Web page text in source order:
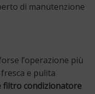
di manutenzione
l’operazione più
e pulita
filtro condizionatore